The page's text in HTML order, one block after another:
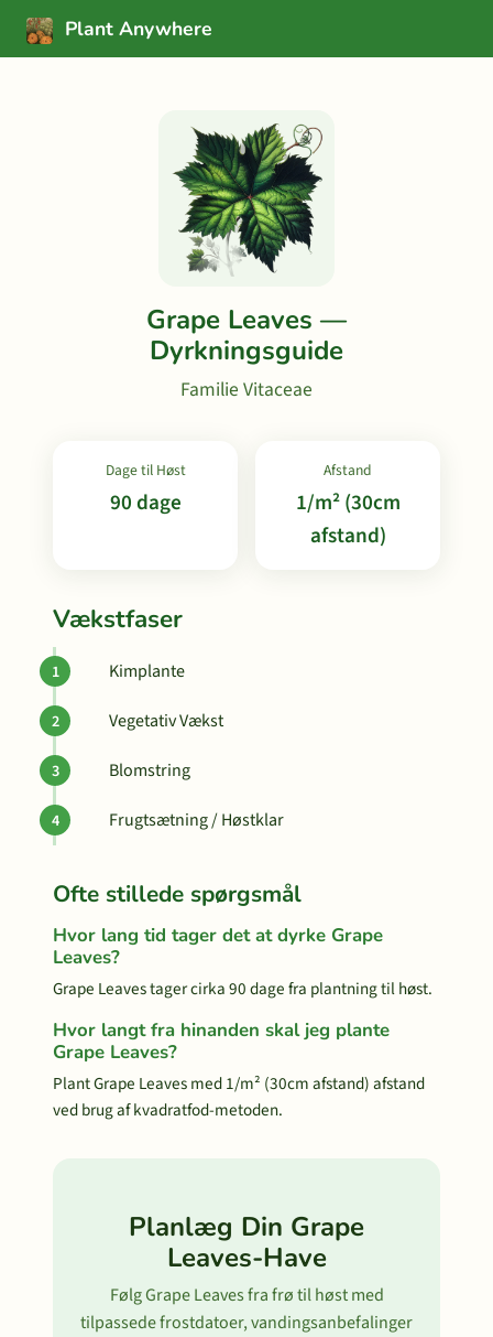
Plant Anywhere
Grape Leaves —
Dyrkningsguide
Familie Vitaceae
Dage til Høst
90 dage
Afstand
1/m² (30cm
afstand)
Vækstfaser
Kimplante
Vegetativ Vækst
Blomstring
Frugtsætning / Høstklar
Ofte stillede spørgsmål
Hvor lang tid tager det at dyrke Grape
Leaves?
Grape Leaves tager cirka 90 dage fra plantning til høst.
Hvor langt fra hinanden skal jeg plante
Grape Leaves?
Plant Grape Leaves med 1/m² (30cm afstand) afstand
ved brug af kvadratfod-metoden.
Planlæg Din Grape
Leaves-Have
Følg Grape Leaves fra frø til høst med
tilpassede frostdatoer, vandingsanbefalinger